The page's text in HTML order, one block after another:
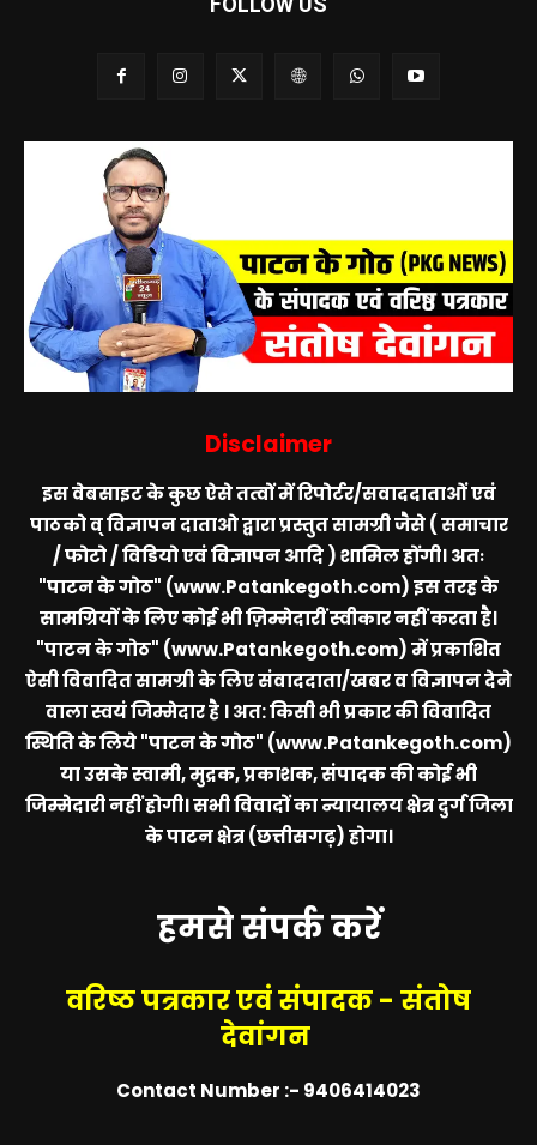
Disclaimer
इस वेबसाइट के कुछ ऐसे तत्वों में रिपोर्टर/सवाददाताओं एवं
पाठको व् विज्ञापन दाताओ द्वारा प्रस्तुत सामग्री जैसे ( समाचार
/ फोटो / विडियो एवं विज्ञापन आदि ) शामिल होंगी। अतः
"पाटन के गोठ" (www.Patankegoth.com)इस तरह के
सामग्रियों के लिए कोई भी ज़िम्मेदारीं स्वीकार नहीं करता है।
"पाटन के गोठ" (www.Patankegoth.com)में प्रकाशित
ऐसी विवादित सामग्री के लिए संवाददाता/खबर व विज्ञापन देने
वाला स्वयं जिम्मेदार है । अत: किसी भी प्रकार की विवादित
स्थिति के लिये"पाटन के गोठ" (www.Patankegoth.com)
या उसके स्वामी, मुद्रक, प्रकाशक, संपादक की कोई भी
जिम्मेदारी नहीं होगी। सभी विवादों का न्यायालय क्षेत्र दुर्ग जिला
के पाटन क्षेत्र (छत्तीसगढ़) होगा।
हमसे संपर्क करें
वरिष्ठ पत्रकार एवं संपादक - संतोष
देवांगन
Contact Number :- 9406414023